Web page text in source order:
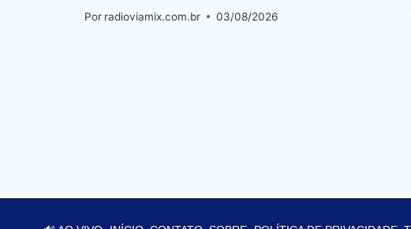
Por radioviamix.com.br 03/08/2026